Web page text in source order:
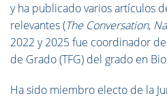
y ha publicado varios artículos
relevantes (The Conversation,
2022 y 2025 fue coordinador
de Grado (TFG) del grado en
Ha sido miembro electo de la